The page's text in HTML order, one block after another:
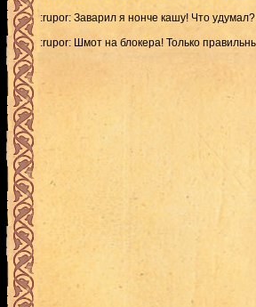
:rupor: Заварил я нонче кашу! Что
:rupor: Шмот на блокера! Только